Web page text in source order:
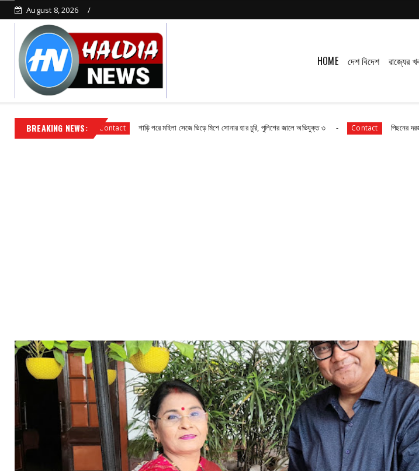
August 8, 2026
HOME দেশ বিদেশ রাজ্যের
BREAKING NEWS:
সুভাষ পাঁজা Contact শাড়ি পরে মহিলা সেজে ভিড়ে মিশে সোনার হার চুরি, পুলিশের জালে অভিযুক্ত ৩ Contact পিছনের দরজা ভেঙে চুরি,